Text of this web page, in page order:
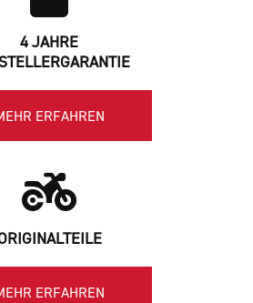
4 JAHRE
ERFAHREN
ERFAHREN